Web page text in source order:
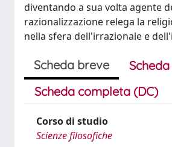
diventando a sua volta agente
razionalizzazione relega la
nella sfera dell'irrazionale e
Scheda breve
Scheda completa (DC)
Corso di studio
Scienze filosofiche